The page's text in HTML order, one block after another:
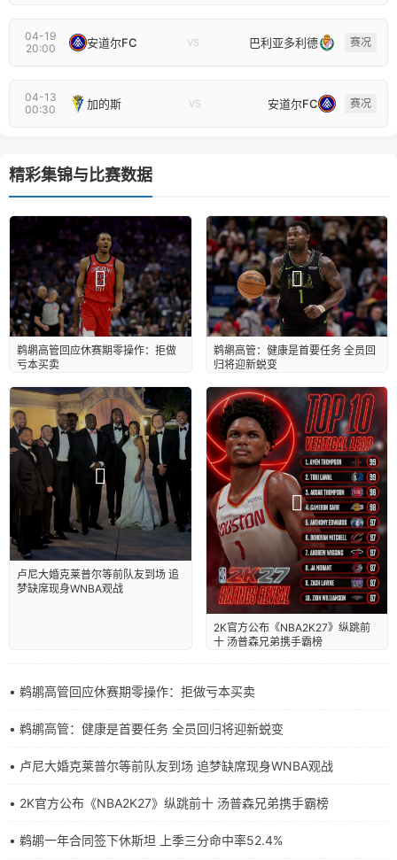
04-19
20:00
安道尔FC VS 巴利亚多利德 赛况
04-13
00:30
加的斯 VS 安道尔FC 赛况
精彩集锦与比赛数据
鹈鹕高管回应休赛期零操作：拒做
亏本买卖
鹈鹕高管：健康是首要任务 全员回
归将迎新蜕变
卢尼大婚克莱普尔等前队友到场 追
梦缺席现身WNBA观战
2K官方公布《NBA2K27》纵跳前
十 汤普森兄弟携手霸榜
• 鹈鹕高管回应休赛期零操作：拒做亏本买卖
• 鹈鹕高管：健康是首要任务 全员回归将迎新蜕变
• 卢尼大婚克莱普尔等前队友到场 追梦缺席现身WNBA观战
• 2K官方公布《NBA2K27》纵跳前十 汤普森兄弟携手霸榜
• 鹈鹕一年合同签下休斯坦 上季三分命中率52.4%